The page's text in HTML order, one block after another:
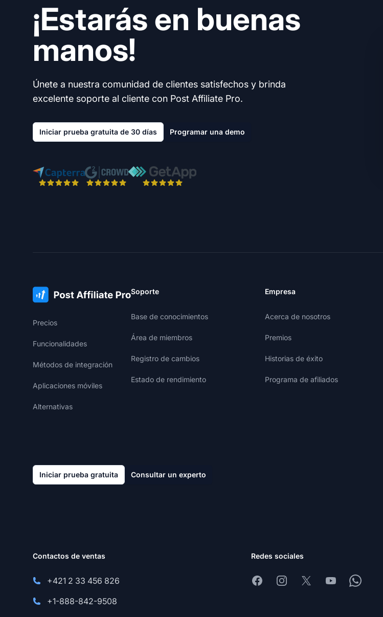
¡Estarás en buenas
manos!
Únete a nuestra comunidad de clientes satisfechos y brinda
excelente soporte al cliente con Post Affiliate Pro.
Iniciar prueba gratuita de 30 días Programar una demo
Precios
Funcionalidades
Métodos de integración
Aplicaciones móviles
Alternativas
Soporte
Base de conocimientos
Área de miembros
Registro de cambios
Estado de rendimiento
Empresa
Acerca de nosotros
Premios
Historias de éxito
Programa de afiliados
Iniciar prueba gratuita Consultar un experto
Contactos de ventas
+421 2 33 456 826
+1-888-842-9508
Redes sociales
FacebookInstagram
X YoutubeWhatsapp